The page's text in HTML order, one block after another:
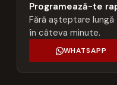
Programează-te
Fără așteptare
în câteva minute.
WHATSAPP